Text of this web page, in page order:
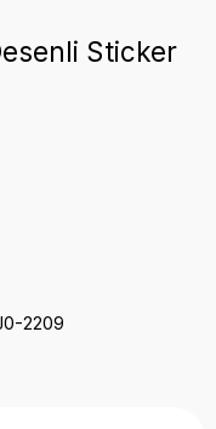
Sticker
2209